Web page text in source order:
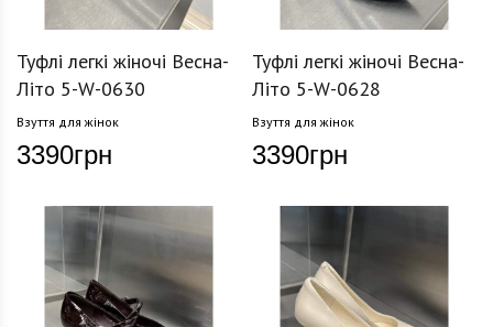
Туфлі легкі жіночі Весна-
Літо 5-W-0630
Взуття для жінок
3390грн
Туфлі легкі жіночі Весна-
Літо 5-W-0628
Взуття для жінок
3390грн